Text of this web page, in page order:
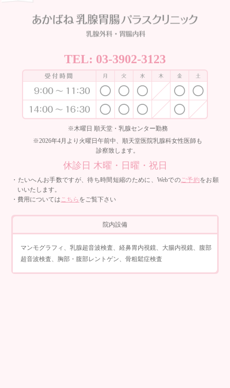
TEL: 03-3902-3123
※木曜日 順天堂・乳腺センター勤務
※2026年4月より火曜日午前中、順天堂医院乳腺科女性医師も
診察致します。
休診日 木曜・日曜・祝日
・たいへんお手数ですが、待ち時間短縮のために、Webでのご予約をお願
いいたします。
・費用についてはこちら をご覧下さい
院内設備
マンモグラフィ、乳腺超音波検査、経鼻胃内視鏡、大腸内視鏡、腹部
超音波検査、胸部・腹部レントゲン、骨粗鬆症検査